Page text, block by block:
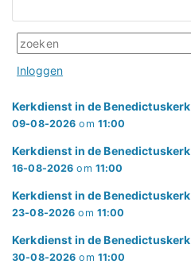
Inloggen
Kerkdienst in de Benedictuskerk
09-08-2026 om 11:00
Kerkdienst in de Benedictuskerk
16-08-2026 om 11:00
Kerkdienst in de Benedictuskerk
23-08-2026 om 11:00
Kerkdienst in de Benedictuskerk
30-08-2026 om 11:00